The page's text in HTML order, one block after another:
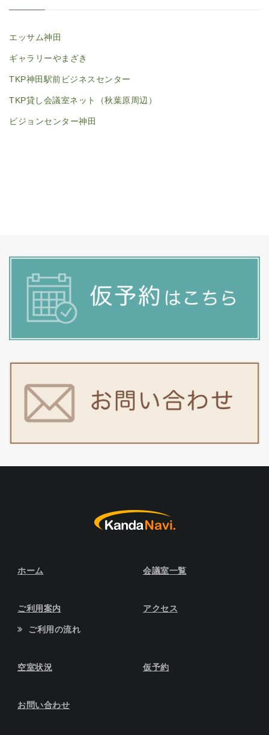
エッサム神田
ギャラリーやまざき
TKP神田駅前ビジネスセンター
TKP貸し会議室ネット（秋葉原周辺）
ビジョンセンター神田
ホーム 会議室一覧
ご利用案内
ご利用の流れ
アクセス
空室状況 仮予約
お問い合わせ